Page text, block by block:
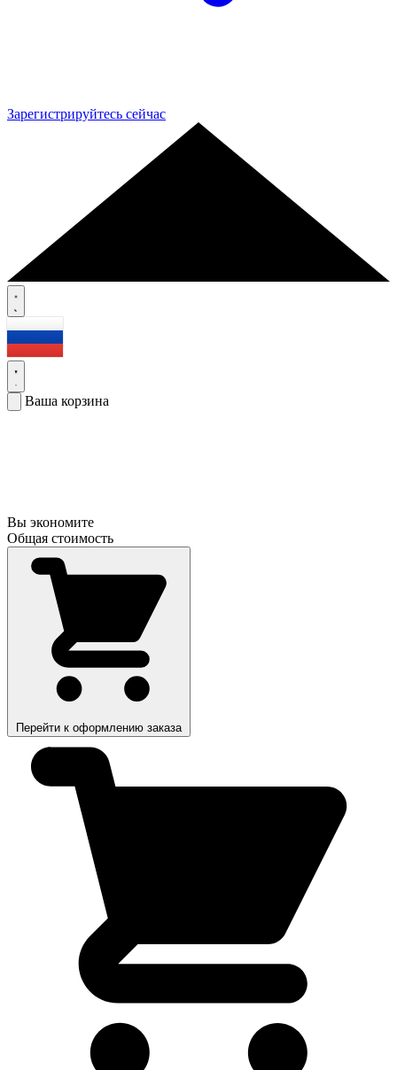
Зарегистрируйтесь сейчас
Ваша корзина
Вы экономите
Общая стоимость
Перейти к оформлению заказа